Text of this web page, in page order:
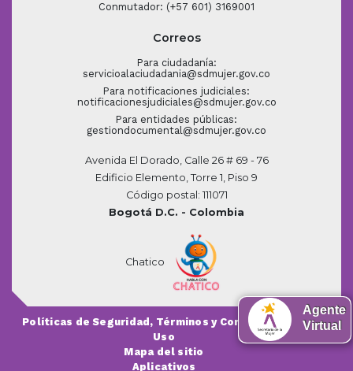
Conmutador: (+57 601) 3169001
Correos
Para ciudadanía:
servicioalaciudadania@sdmujer.gov.co
Para notificaciones judiciales:
notificacionesjudiciales@sdmujer.gov.co
Para entidades públicas:
gestiondocumental@sdmujer.gov.co
Avenida El Dorado, Calle 26 # 69 - 76
Edificio Elemento, Torre 1, Piso 9
Código postal: 111071
Bogotá D.C. - Colombia
Chatico
Políticas de Seguridad, Términos y Condiciones de
Uso
Mapa del sitio
Aplicativos
Agente
Virtual